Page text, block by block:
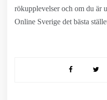
rökupplevelser och om du är
Online Sverige det bästa